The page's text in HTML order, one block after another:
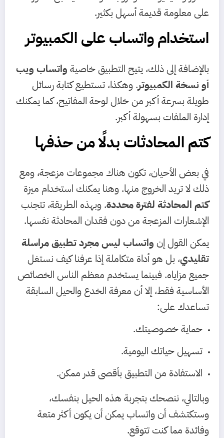
على معلومة قديمة أسهل بكثير.
استخدام واتساب على الكمبيوتر
بالإضافة إلى ذلك، يتيح التطبيق خاصية واتساب ويب
أو نسخة الكمبيوتر. وهكذا، تستطيع كتابة رسائل
طويلة بسرعة أكبر من خلال لوحة المفاتيح، كما يمكنك
إدارة الملفات بسهولة أكبر.
كتم المحادثات بدلًا من حذفها
في بعض الأحيان، تكون هناك مجموعات مزعجة، ومع
ذلك لا تريد الخروج منها. وهنا يمكنك استخدام ميزة
كتم المحادثة لفترة محددة. وبهذه الطريقة، تتجنب
الإشعارات المزعجة من دون فقدان المحادثة نفسها.
يمكن القول إن واتساب ليس مجرد تطبيق مراسلة
تقليدي، بل هو أداة متكاملة إذا عرفنا كيف نستغل
جميع مزاياه. فبينما يستخدم معظم الناس الخصائص
الأساسية فقط، إلا أن معرفة الخدع والحيل السابقة
تساعدك على:
حماية خصوصيتك.
تسهيل حياتك اليومية.
الاستفادة من التطبيق بأقصى قدر ممكن.
وبالتالي، ننصحك بتجربة هذه الحيل بنفسك،
وستكتشف أن واتساب يمكن أن يكون أكثر متعة
وفائدة مما كنت تتوقع.